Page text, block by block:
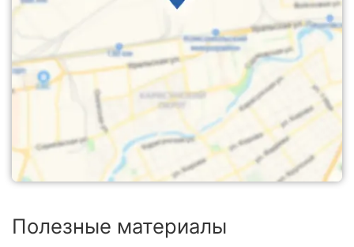
Полезные материалы